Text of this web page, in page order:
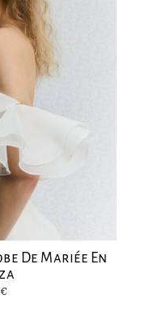
De Mariée En
€